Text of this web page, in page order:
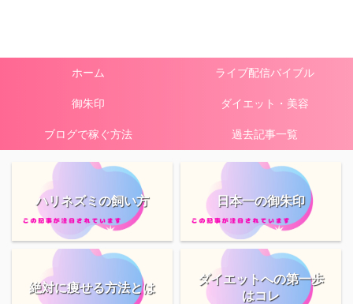
ホーム ライブ配信バイブル
御朱印 ダイエット・美容
ブログで稼ぐ方法 過去記事一覧
ハリネズミの飼い方 日本一の御朱印
絶対に痩せる方法とは
ダイエットへの第一歩
はコレ